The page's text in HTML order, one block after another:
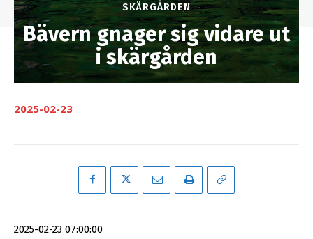
SKÄRGÅRDEN
Bävern gnager sig vidare ut
i skärgården
2025-02-23
2025-02-23 07:00:00